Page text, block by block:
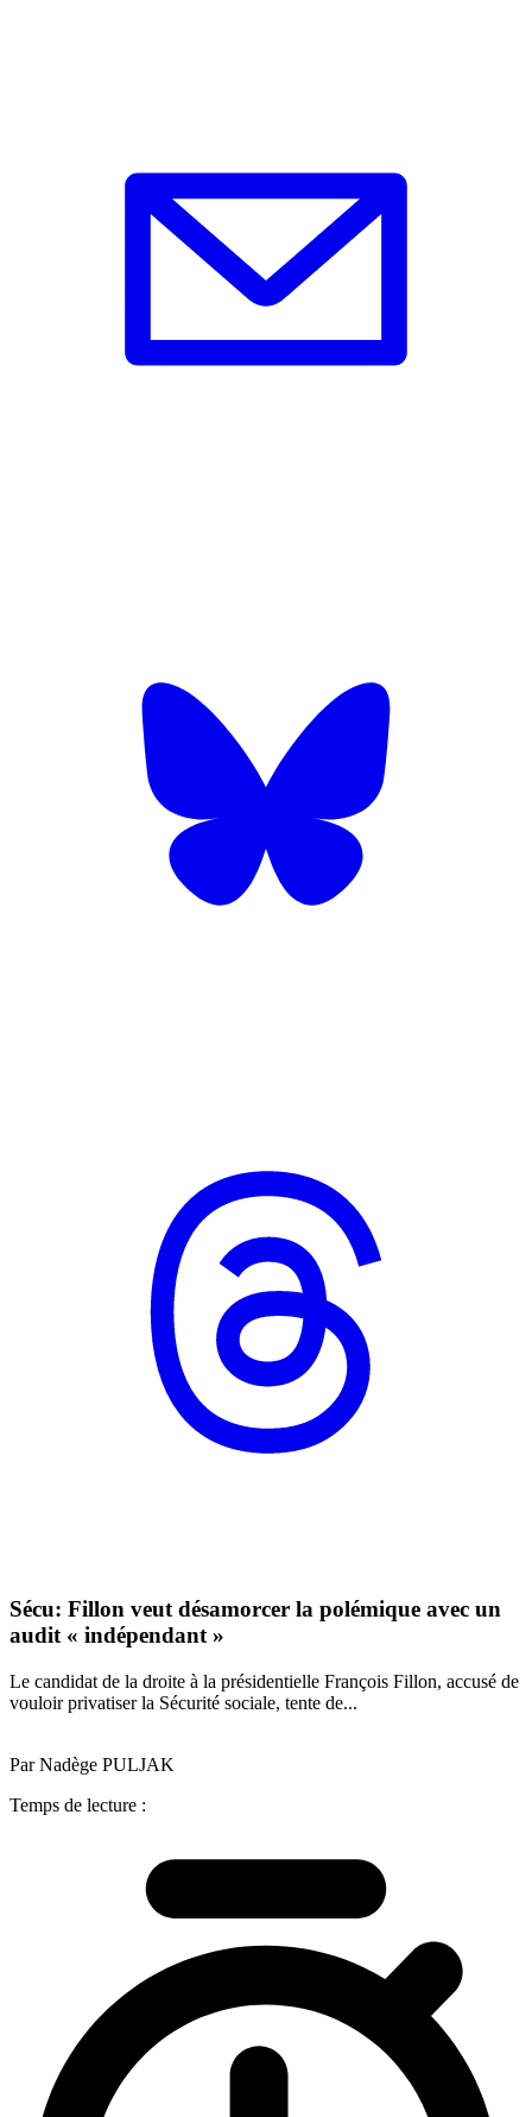
Sécu: Fillon veut désamorcer la polémique avec un
audit « indépendant »
Le candidat de la droite à la présidentielle François Fillon, accusé de
vouloir privatiser la Sécurité sociale, tente de...
Par Nadège PULJAK
Temps de lecture :